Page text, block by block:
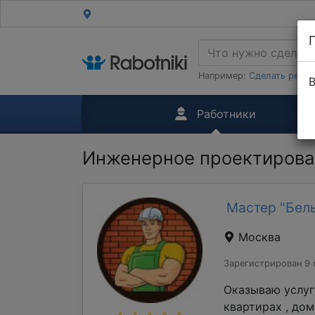
Например: Сделать
Работники
Инженерное
Мастер
Москва
Зарегистрирован 9
Оказываю
квартирах ,